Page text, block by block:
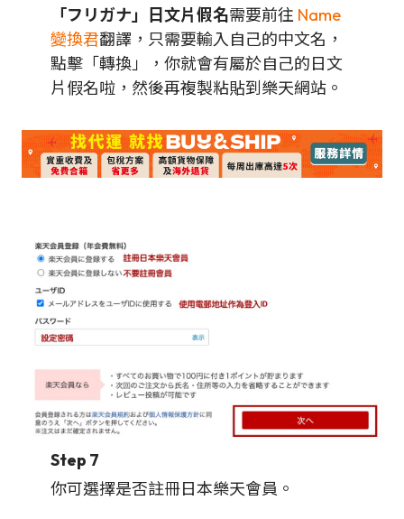
「フリガナ」日文片假名需要前往 Name
變換君翻譯，只需要輸入自己的中文名，
點擊「轉換」，你就會有屬於自己的日文
片假名啦，然後再複製粘貼到樂天網站。
Step 7
你可選擇是否註冊日本樂天會員。